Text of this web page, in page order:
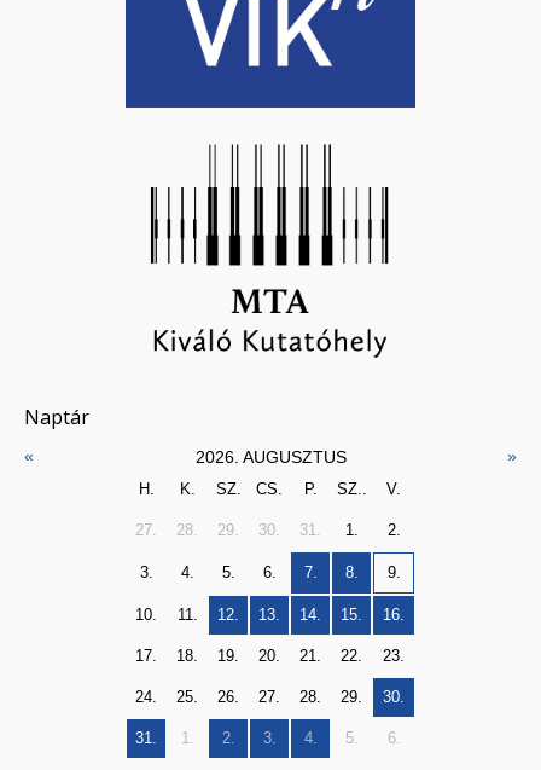
Naptár
« 2026. AUGUSZTUS »
H. K. SZ. CS. P. SZ.. V.
27. 28. 29. 30. 31. 1. 2.
3. 4. 5. 6. 7. 8. 9.
10. 11. 12. 13. 14. 15. 16.
17. 18. 19. 20. 21. 22. 23.
24. 25. 26. 27. 28. 29. 30.
31. 1. 2. 3. 4. 5. 6.